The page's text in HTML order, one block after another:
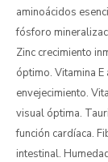
aminoácidos
fósforo
Zinc crecimiento
óptimo. Vitamina
envejecimiento.
visual óptima.
función cardíaca.
intestinal.